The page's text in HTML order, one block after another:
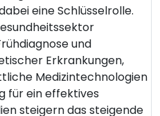
eine Schlüsselrolle.
und
Erkrankungen,
Medizintechnologien
für ein effektives
steigern das steigende